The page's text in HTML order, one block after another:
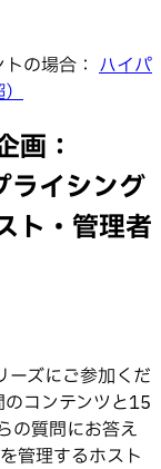
の場合： ハイパ
）
画：
ライシング
ト・管理者
ズにご参加くだ
コンテンツと15
の質問にお答え
管理するホスト